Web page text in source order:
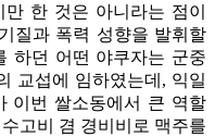
한 것은 아니라는 점이
질과 폭력 성향을 발휘할
하던 어떤 야쿠자는 군중
교섭에 임하였는데, 익일
이번 쌀소동에서 큰 역할
고비 겸 경비비로 맥주를